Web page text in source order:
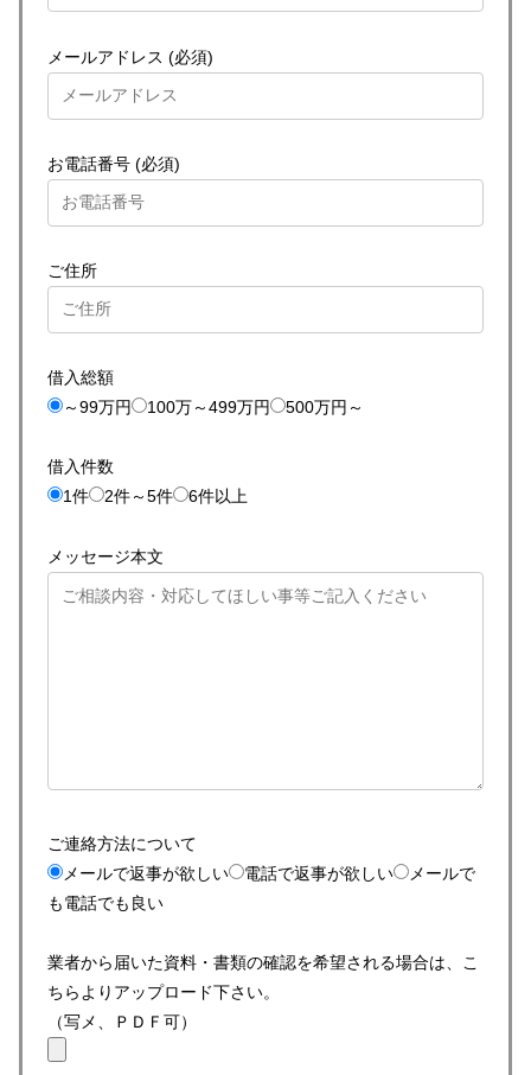
メールアドレス (必須)
お電話番号 (必須)
ご住所
借入総額
～99万円
100万～499万円 500万円～
借入件数
1件
2件～5件 6件以上
メッセージ本文
ご連絡方法について
メールで返事が欲しい
電話で返事が欲しい
メールで
も電話でも良い
業者から届いた資料・書類の確認を希望される場合は、こ
ちらよりアップロード下さい。
（写メ、ＰＤＦ可）